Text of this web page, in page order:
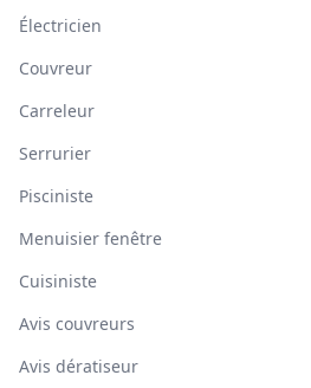
Électricien
Couvreur
Carreleur
Serrurier
Pisciniste
Menuisier fenêtre
Cuisiniste
Avis couvreurs
Avis dératiseur